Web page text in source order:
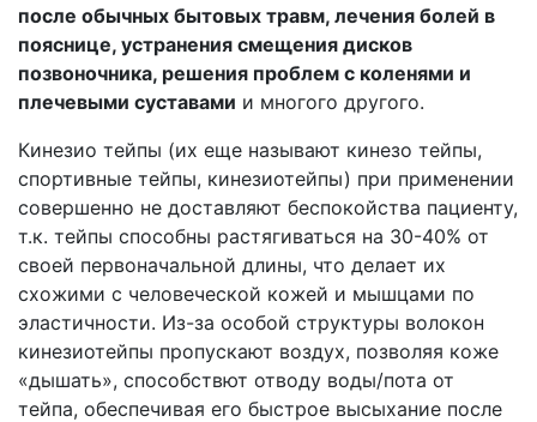
после обычных бытовых травм, лечения болей в
пояснице, устранения смещения дисков
позвоночника, решения проблем с коленями и
плечевыми суставами и многого другого.
Кинезио тейпы (их еще называют кинезо тейпы,
спортивные тейпы, кинезиотейпы) при применении
совершенно не доставляют беспокойства пациенту,
т.к. тейпы способны растягиваться на 30-40% от
своей первоначальной длины, что делает их
схожими с человеческой кожей и мышцами по
эластичности. Из-за особой структуры волокон
кинезиотейпы пропускают воздух, позволяя коже
«дышать», способствют отводу воды/пота от
тейпа, обеспечивая его быстрое высыхание после